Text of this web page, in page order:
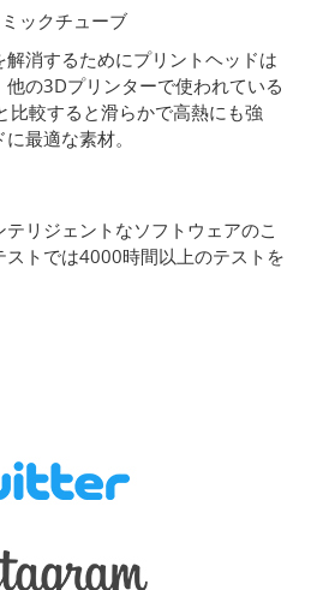
ックチューブ
消するためにプリントヘッドは
の3Dプリンターで使われている
比較すると滑らかで高熱にも強
最適な素材。
リジェントなソフトウェアのこ
トでは4000時間以上のテストを